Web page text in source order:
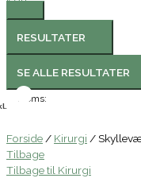
RESULTATER
SE ALLE RESULTATER
Moms:
Forside/ Kirurgi /
Tilbage
Tilbage til Kirurgi